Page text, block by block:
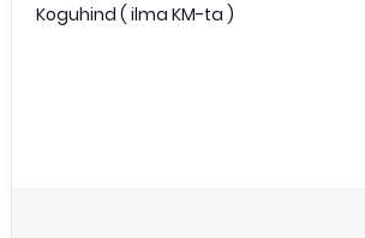
Koguhind ( ilma KM-ta )